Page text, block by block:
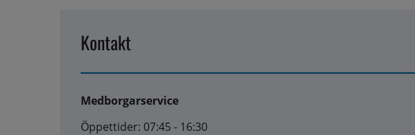
Kontakt
Medborgarservice
Öppettider: 07:45 - 16:30